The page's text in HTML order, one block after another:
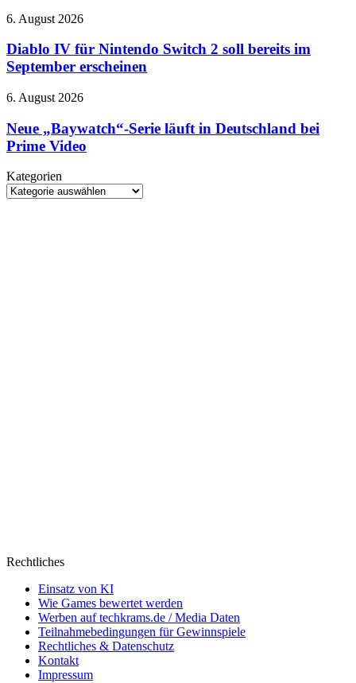
übernimmt
Diablo
für
Nintendo
Switch
soll
im
September
6. August 2026
Diablo IV für Nintendo Switch 2 soll bereits im
September erscheinen
Neue
Serie
läuft
in
bei
Prime
6. August 2026
Neue „Baywatch“-Serie läuft in Deutschland bei
Prime Video
Kategorien
Kategorien
Rechtliches
Einsatz von KI
Wie Games bewertet werden
Werben auf techkrams.de / Media Daten
Teilnahmebedingungen für Gewinnspiele
Rechtliches & Datenschutz
Kontakt
Impressum